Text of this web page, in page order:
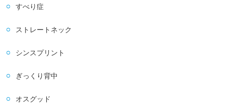
すべり症
ストレートネック
シンスプリント
ぎっくり背中
オスグッド